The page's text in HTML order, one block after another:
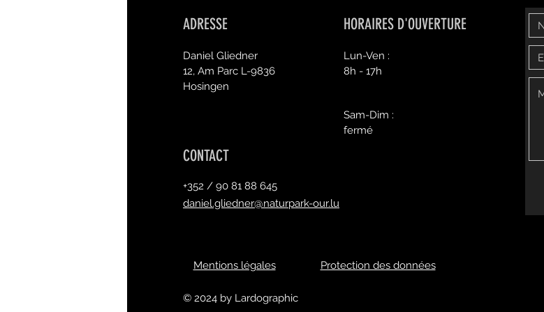
ADRESSE
Daniel Gliedner
12, Am Parc L-9836
Hosingen
HORAIRES D'OUVERTURE
Lun-Ven :
8h - 17h
Sam-Dim :
fermé
CONTACT
+352 / 90 81 88 645
daniel.gliedner@naturpark-our.lu
Mentions légales Protection des données
© 2024 by Lardographic